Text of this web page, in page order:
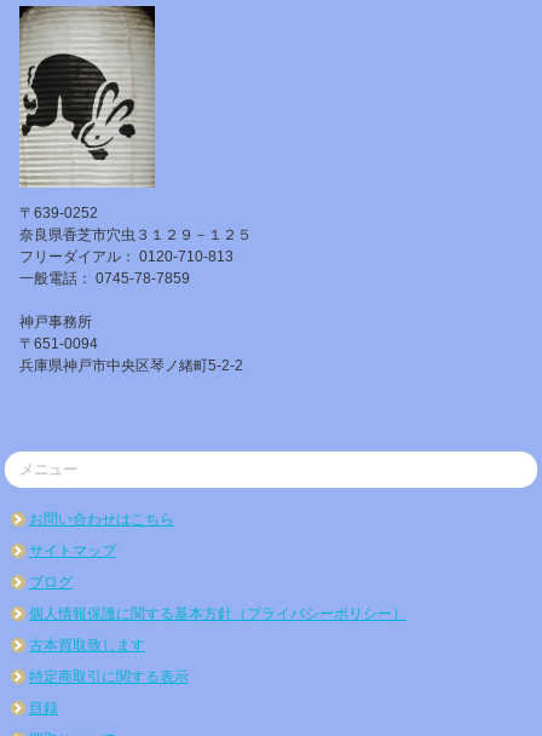
〒639-0252
奈良県香芝市穴虫３１２９－１２５
フリーダイアル： 0120-710-813
一般電話： 0745-78-7859
神戸事務所
〒651-0094
兵庫県神戸市中央区琴ノ緒町5-2-2
メニュー
お問い合わせはこちら
サイトマップ
ブログ
個人情報保護に関する基本方針（プライバシーポリシー）
古本買取致します
特定商取引に関する表示
目録